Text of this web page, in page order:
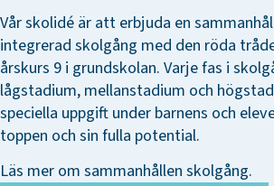
Vår skolidé är att erbjuda en
integrerad skolgång med den röda
årskurs 9 i grundskolan. Varje fas i
lågstadium, mellanstadium och
speciella uppgift under barnens och
toppen och sin fulla potential.
Läs mer om sammanhållen skolgång.